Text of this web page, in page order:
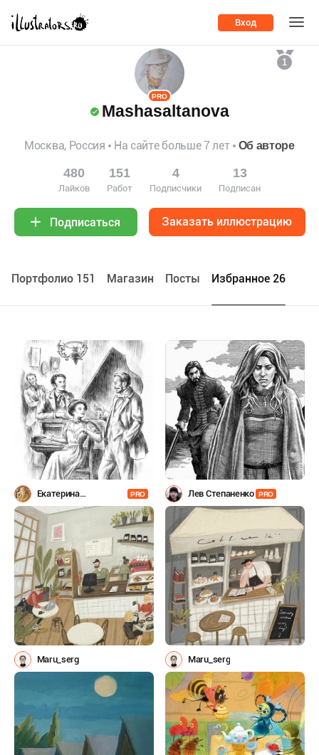
Вход
1
PRO
Mashasaltanova
Москва, Россия На сайте больше 7 лет Об авторе
480
Лайков
151
Работ
4
Подписчики
13
Подписан
Подписаться Заказать иллюстрацию
Портфолио 151 Maгазин Посты Избранное 26
Екатерина
Комракова
PRO Лев Степаненко PRO
Maru_serg Maru_serg